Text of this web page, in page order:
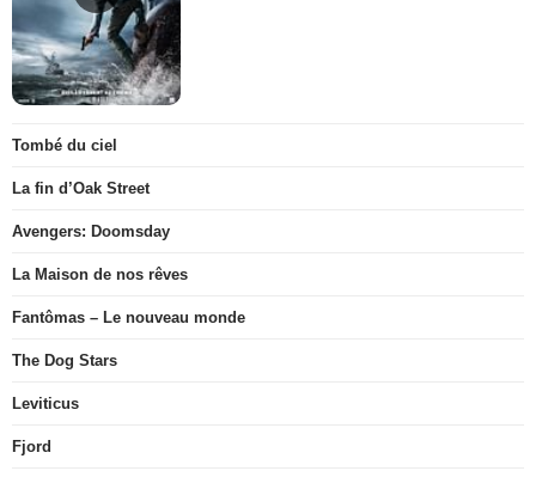
Tombé du ciel
La fin d’Oak Street
Avengers: Doomsday
La Maison de nos rêves
Fantômas – Le nouveau monde
The Dog Stars
Leviticus
Fjord